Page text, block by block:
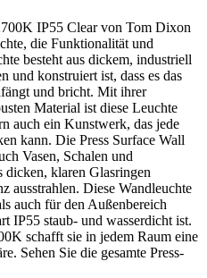
IP55 Clear von Tom Dixon
die Funktionalität und
besteht aus dickem, industriell
und konstruiert ist, dass es das
und bricht. Mit ihrer
Material ist diese Leuchte
auch ein Kunstwerk, das jede
kann. Die Press Surface Wall
Vasen, Schalen und
dicken, klaren Glasringen
ausstrahlen. Diese Wandleuchte
auch für den Außenbereich
IP55 staub- und wasserdicht ist.
schafft sie in jedem Raum eine
Sehen Sie die gesamte Press-